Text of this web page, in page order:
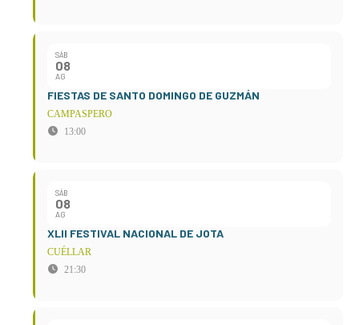
SÁB
08
AG
FIESTAS DE SANTO DOMINGO DE GUZMÁN
CAMPASPERO
13:00
SÁB
08
AG
XLII FESTIVAL NACIONAL DE JOTA
CUÉLLAR
21:30